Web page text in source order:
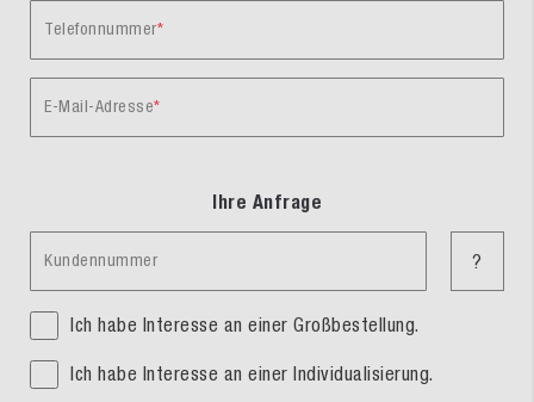
Telefonnummer
E-Mail-Adresse
Ihre Anfrage
Kundennummer ?
Ich habe Interesse an einer Großbestellung.
Ich habe Interesse an einer Individualisierung.